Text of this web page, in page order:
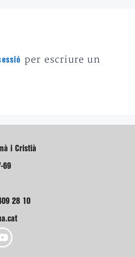
per escriure un
i Cristià
69
28 10